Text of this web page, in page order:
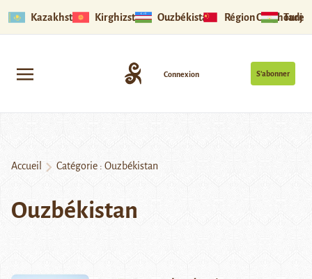
Kazakhstan Kirghizstan Ouzbékistan Région Ouïghoure
S’abonner
Connexion
Accueil Catégorie : Ouzbékistan
Ouzbékistan